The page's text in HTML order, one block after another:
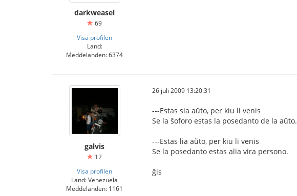
darkweasel
69
Visa profilen
Land:
Meddelanden: 6374
galvis
12
Visa profilen
Land: Venezuela
Meddelanden: 1161
26 juli 2009 13:20:31
---Estas sia aŭto, per kiu li venis
Se la ŝoforo estas la posedanto de la aŭto.
---Estas lia aŭto, per kiu li venis
Se la posedanto estas alia vira persono.
ĝis